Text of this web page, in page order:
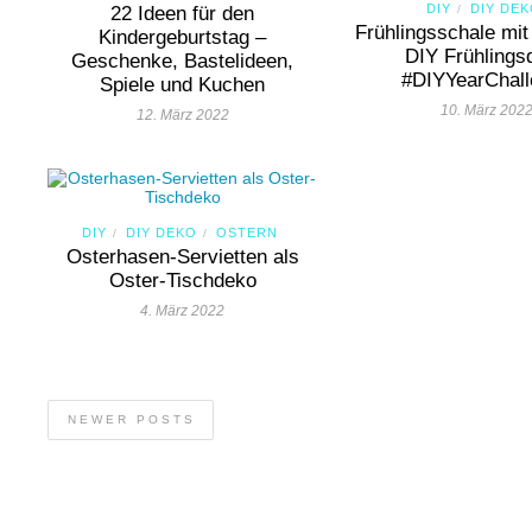
22 Ideen für den
Kindergeburtstag –
Geschenke, Bastelideen,
Spiele und Kuchen
12. März 2022
DIY / DIY
Frühlingsschale
DIY
10. März 2022
DIY / DIY DEKO / OSTERN
Osterhasen-Servietten als
Oster-Tischdeko
4. März 2022
NEWER POSTS